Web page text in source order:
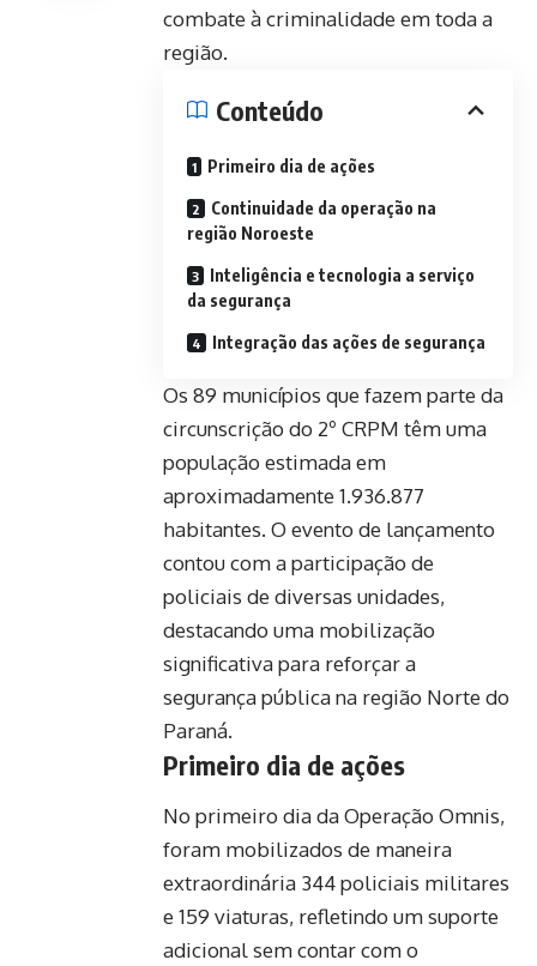
combate à criminalidade em toda a
região.
Conteúdo
Primeiro dia de ações
Continuidade da operação na
região Noroeste
Inteligência e tecnologia a serviço
da segurança
Integração das ações de segurança
Os 89 municípios que fazem parte da
circunscrição do 2º CRPM têm uma
população estimada em
aproximadamente 1.936.877
habitantes. O evento de lançamento
contou com a participação de
policiais de diversas unidades,
destacando uma mobilização
significativa para reforçar a
segurança pública na região Norte do
Paraná.
Primeiro dia de ações
No primeiro dia da Operação Omnis,
foram mobilizados de maneira
extraordinária 344 policiais militares
e 159 viaturas, refletindo um suporte
adicional sem contar com o